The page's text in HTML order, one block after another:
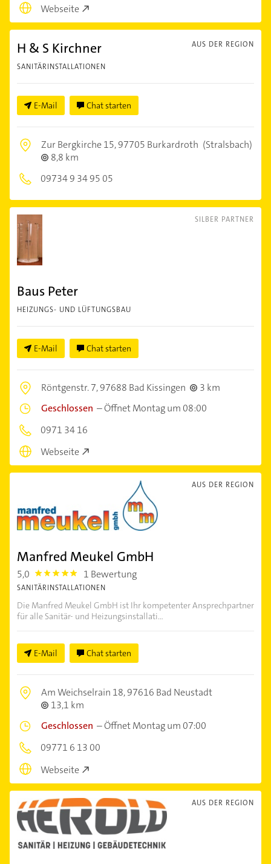
Webseite
AUS DER REGION
H & S Kirchner
SANITÄRINSTALLATIONEN
E-Mail Chat starten
Zur Bergkirche 15,97705 Burkardroth (Stralsbach)
8,8 km
09734 9 34 95 05
SILBER PARTNER
Baus Peter
HEIZUNGS- UND LÜFTUNGSBAU
E-Mail Chat starten
Röntgenstr. 7,97688 Bad Kissingen
3 km
Geschlossen –Öffnet Montag um 08:00
0971 34 16
Webseite
AUS DER REGION
Manfred Meukel GmbH
5,0 5.0 1 Bewertung
SANITÄRINSTALLATIONEN
Die Manfred Meukel GmbH ist Ihr kompetenter Ansprechpartner
für alle Sanitär- und Heizungsinstallati...
E-Mail Chat starten
Am Weichselrain 18,97616 Bad Neustadt
13,1 km
Geschlossen –Öffnet Montag um 07:00
09771 6 13 00
Webseite
AUS DER REGION